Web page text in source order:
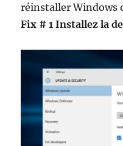
réinstaller Windows
Fix # 1 Installez la